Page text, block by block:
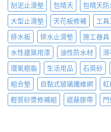
刮泥止滑墊
包晴天 包晴天
大型止滑墊
天花板修補 工
排水板
排水止滑墊 施工器具
水性建築用漆
油性防水材 滑
環氧樹脂
生活用品 石英砂
組合墊
自黏式玻璃纖維網
輕質砂漿修補組
遮蔽膠帶